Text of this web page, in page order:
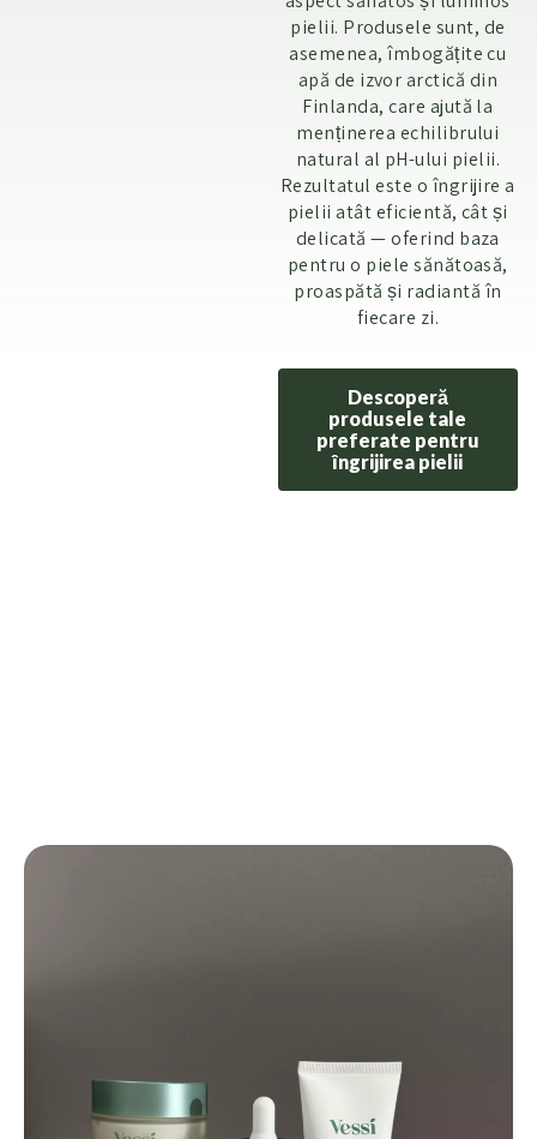
pielii. Produsele sunt, de
asemenea, îmbogățite cu
apă de izvor arctică din
Finlanda, care ajută la
menținerea echilibrului
natural al pH-ului pielii.
Rezultatul este o îngrijire a
pielii atât eficientă, cât și
delicată — oferind baza
pentru o piele sănătoasă,
proaspătă și radiantă în
fiecare zi.
Descoperă
produsele tale
preferate pentru
îngrijirea pielii